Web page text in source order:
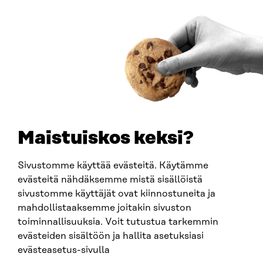
Maistuiskos keksi?
Sivustomme käyttää evästeitä. Käytämme
evästeitä nähdäksemme mistä sisällöistä
sivustomme käyttäjät ovat kiinnostuneita ja
mahdollistaaksemme joitakin sivuston
toiminnallisuuksia. Voit tutustua tarkemmin
evästeiden sisältöön ja hallita asetuksiasi
evästeasetus-sivulla
SITRA SOSIAALISESSA MEDIASSA
LinkedIn
Instagram
YouTube